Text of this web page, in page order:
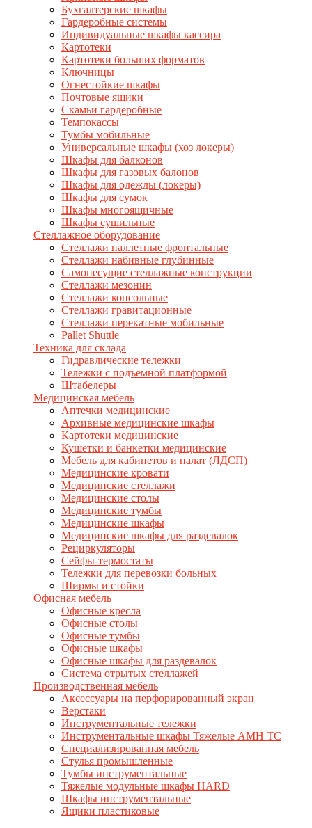
Бухгалтерские шкафы
Гардеробные системы
Индивидуальные шкафы кассира
Картотеки
Картотеки больших форматов
Ключницы
Огнестойкие шкафы
Почтовые ящики
Скамьи гардеробные
Темпокассы
Тумбы мобильные
Универсальные шкафы (хоз локеры)
Шкафы для балконов
Шкафы для газовых балонов
Шкафы для одежды (локеры)
Шкафы для сумок
Шкафы многоящичные
Шкафы сушильные
Стеллажное оборудование
Стеллажи паллетные фронтальные
Стеллажи набивные глубинные
Самонесущие стеллажные конструкции
Стеллажи мезонин
Стеллажи консольные
Стеллажи гравитационные
Стеллажи перекатные мобильные
Pallet Shuttle
Техника для склада
Гидравлические тележки
Тележки с подъемной платформой
Штабелеры
Медицинская мебель
Аптечки медицинские
Архивные медицинские шкафы
Картотеки медицинские
Кушетки и банкетки медицинские
Мебель для кабинетов и палат (ЛДСП)
Медицинские кровати
Медицинские стеллажи
Медицинские столы
Медицинские тумбы
Медицинские шкафы
Медицинские шкафы для раздевалок
Рециркуляторы
Сейфы-термостаты
Тележки для перевозки больных
Ширмы и стойки
Офисная мебель
Офисные кресла
Офисные столы
Офисные тумбы
Офисные шкафы
Офисные шкафы для раздевалок
Система отрытых стеллажей
Производственная мебель
Аксессуары на перфорированный экран
Верстаки
Инструментальные тележки
Инструментальные шкафы Тяжелые AMH TC
Специализированная мебель
Стулья промышленные
Тумбы инструментальные
Тяжелые модульные шкафы HARD
Шкафы инструментальные
Ящики пластиковые